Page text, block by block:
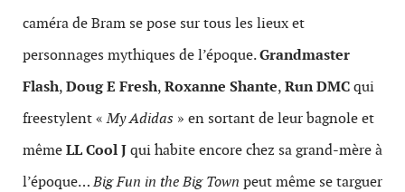
caméra de Bram se pose sur tous les lieux et
personnages mythiques de l’époque.Grandmaster
Flash,Doug E Fresh,Roxanne Shante,Run DMCqui
freestylent «My Adidas » en sortant de leur bagnole et
mêmeLL Cool Jqui habite encore chez sa grand-mère à
l’époque…Big Fun in the Big Town peut même se targuer